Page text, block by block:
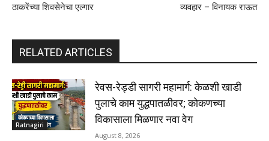
ठाकरेंच्या शिवसेनेचा एल्गार
व्यवहार – विनायक राऊत
RELATED ARTICLES
Ratnagiri
रेवस-रेड्डी सागरी महामार्ग: केळशी खाडी
पुलाचे काम युद्धपातळीवर; कोकणच्या
विकासाला मिळणार नवा वेग
August 8, 2026